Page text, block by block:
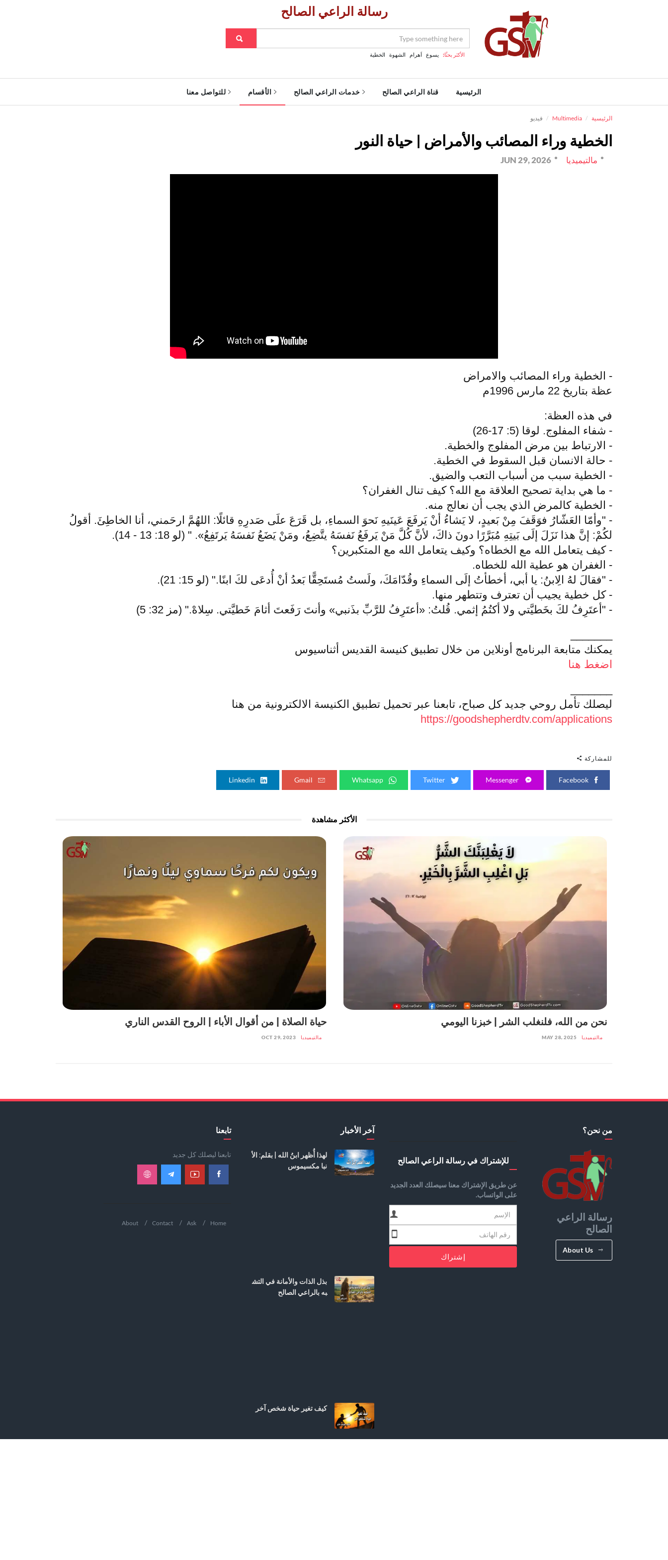
رسالة الراعي الصالح
الأكثر بحثًا: يسوع اَهرام الشهوة الخطية
الرئيسية قناة الراعي الصالح خدمات الراعي الصالح الأقسام للتواصل معنا
الرئيسية Multimedia فيديو
الخطية وراء المصائب والأمراض | حياة النور
مالتيميديا JUN 29, 2026
- الخطية وراء المصائب والامراض
عظة بتاريخ 22 مارس 1996م
في هذه العظة:
- شفاء المفلوج. لوقا (5: 17-26)
- الارتباط بين مرض المفلوج والخطية.
- حالة الانسان قبل السقوط في الخطية.
- الخطية سبب من أسباب التعب والضيق.
- ما هي بداية تصحيح العلاقة مع الله؟ كيف تنال الغفران؟
- الخطية كالمرض الذي يجب أن نعالج منه.
- "وأمّا العَشّارُ فوَقَفَ مِنْ بَعيدٍ، لا يَشاءُ أنْ يَرفَعَ عَينَيهِ نَحوَ السماءِ، بل قَرَعَ علَى صَدرِهِ قائلًا: اللهُمَّ ارحَمني، أنا الخاطِئَ. أقولُ
لكُمْ: إنَّ هذا نَزَلَ إلَى بَيتِهِ مُبَرَّرًا دونَ ذاكَ، لأنَّ كُلَّ مَنْ يَرفَعُ نَفسَهُ يتَّضِعُ، ومَنْ يَضَعُ نَفسَهُ يَرتَفِعُ». " (لو 18: 13 - 14).
- كيف يتعامل الله مع الخطاه؟ وكيف يتعامل الله مع المتكبرين؟
- الغفران هو عطية الله للخطاه.
- "فقالَ لهُ الِابنُ: يا أبي، أخطأتُ إلَى السماءِ وقُدّامَكَ، ولَستُ مُستَحِقًّا بَعدُ أنْ أُدعَى لكَ ابنًا." (لو 15: 21).
- كل خطية يجيب أن تعترف وتتطهر منها.
- "أعتَرِفُ لكَ بخَطيَّتي ولا أكتُمُ إثمي. قُلتُ: «أعتَرِفُ للرَّبِّ بذَنبي» وأنتَ رَفَعتَ أثامَ خَطيَّتي. سِلاهْ." (مز 32: 5)
يمكنك متابعة البرنامج أونلاين من خلال تطبيق كنيسة القديس أثناسيوس
اضغط هنا
ليصلك تأمل روحي جديد كل صباح، تابعنا عبر تحميل تطبيق الكنيسة الالكترونية من هنا
https://goodshepherdtv.com/applications
للمشاركة
الأكثر مشاهدة
نحن من الله، فلنغلب الشر | خبزنا اليومي
مالتيميديا MAY 28, 2025
حياة الصلاة | من أقوال الأباء | الروح القدس الناري
مالتيميديا OCT 29, 2023
من نحن؟
رسالة الراعي
الصالح
About Us
للإشتراك في رسالة الراعي الصالح
عن طريق الإشتراك معنا سيصلك العدد الجديد
على الواتساب.
إشتراك
آخر الأخبار
لهذا أُظهر ابنُ الله | بقلم: الأ
نبا مكسيموس
بذل الذات والأمانة في التش
به بالراعي الصالح
كيف تغير حياة شخص آخر
تابعنا
تابعنا ليصلك كل جديد
Home
Ask
Contact
About